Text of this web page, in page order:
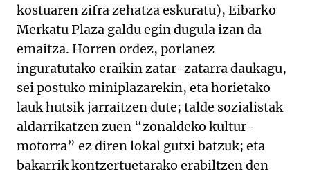
kostuaren zifra zehatza eskuratu), Eibarko
Merkatu Plaza galdu egin dugula izan da
emaitza. Horren ordez, porlanez
inguratutako eraikin zatar-zatarra daukagu,
sei postuko miniplazarekin, eta horietako
lauk hutsik jarraitzen dute; talde sozialistak
aldarrikatzen zuen “zonaldeko kultur-
motorra” ez diren lokal gutxi batzuk; eta
bakarrik kontzertuetarako erabiltzen den